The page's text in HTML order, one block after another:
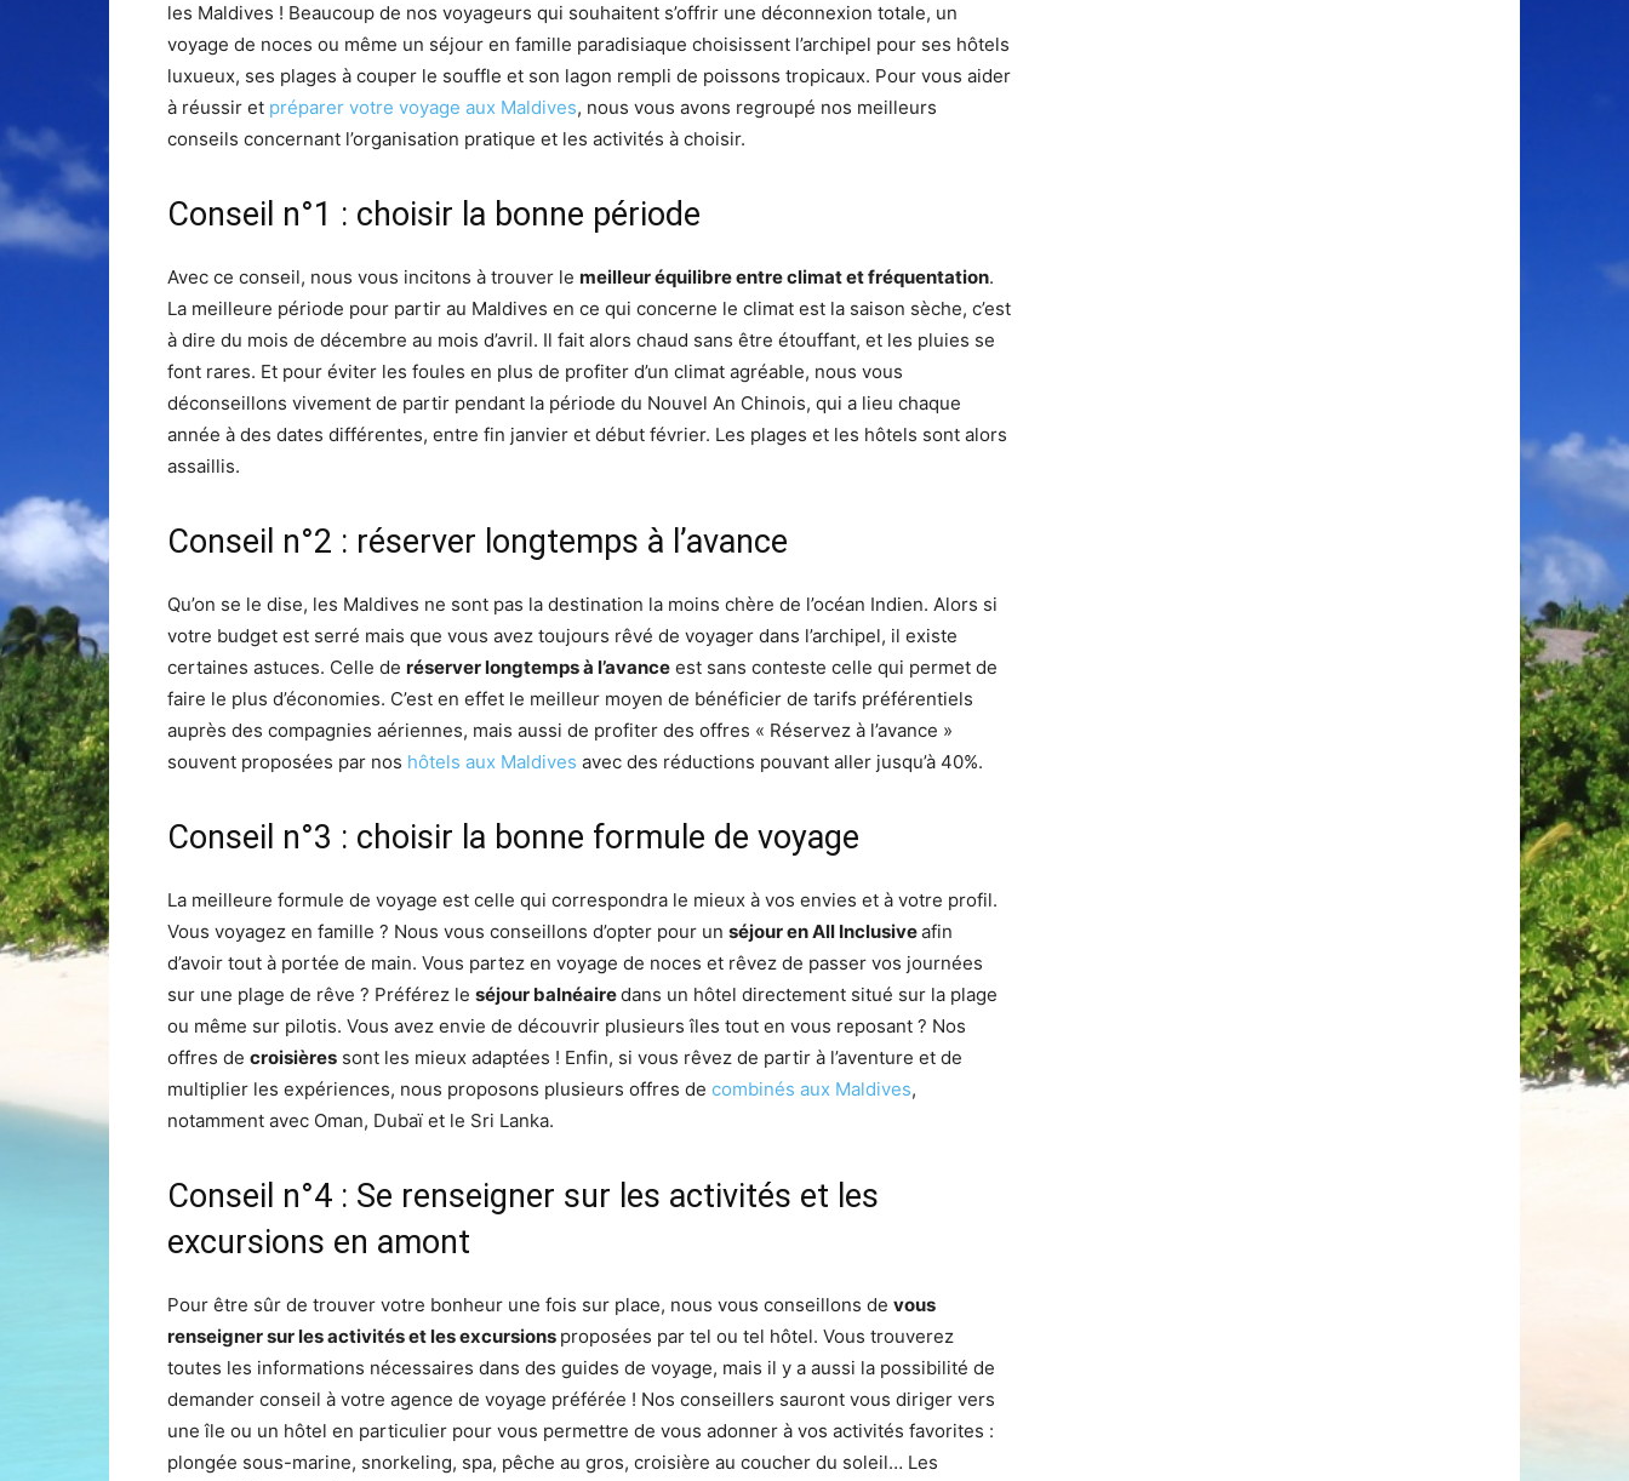
pour
Maldives
les Maldives ! Beaucoup de nos voyageurs qui souhaitent s’offrir une déconnexion totale, un
voyage de noces ou même un séjour en famille paradisiaque choisissent l’archipel pour ses hôtels
luxueux, ses plages à couper le souffle et son lagon rempli de poissons tropicaux. Pour vous aider
à réussir et préparer votre voyage aux Maldives, nous vous avons regroupé nos meilleurs
conseils concernant l’organisation pratique et les activités à choisir.
Conseil n°1 : choisir la bonne période
Avec ce conseil, nous vous incitons à trouver le meilleur équilibre entre climat et fréquentation.
La meilleure période pour partir au Maldives en ce qui concerne le climat est la saison sèche, c’est
à dire du mois de décembre au mois d’avril. Il fait alors chaud sans être étouffant, et les pluies se
font rares. Et pour éviter les foules en plus de profiter d’un climat agréable, nous vous
déconseillons vivement de partir pendant la période du Nouvel An Chinois, qui a lieu chaque
année à des dates différentes, entre fin janvier et début février. Les plages et les hôtels sont alors
assaillis.
Conseil n°2 : réserver longtemps à l’avance
Qu’on se le dise, les Maldives ne sont pas la destination la moins chère de l’océan Indien. Alors si
votre budget est serré mais que vous avez toujours rêvé de voyager dans l’archipel, il existe
certaines astuces. Celle de réserver longtemps à l’avance est sans conteste celle qui permet de
faire le plus d’économies. C’est en effet le meilleur moyen de bénéficier de tarifs préférentiels
auprès des compagnies aériennes, mais aussi de profiter des offres « Réservez à l’avance »
souvent proposées par nos hôtels aux Maldives avec des réductions pouvant aller jusqu’à 40%.
Conseil n°3 : choisir la bonne formule de voyage
La meilleure formule de voyage est celle qui correspondra le mieux à vos envies et à votre profil.
Vous voyagez en famille ? Nous vous conseillons d’opter pour un séjour en All Inclusiveafin
d’avoir tout à portée de main. Vous partez en voyage de noces et rêvez de passer vos journées
sur une plage de rêve ? Préférez le séjour balnéairedans un hôtel directement situé sur la plage
ou même sur pilotis. Vous avez envie de découvrir plusieurs îles tout en vous reposant ? Nos
offres de croisières sont les mieux adaptées ! Enfin, si vous rêvez de partir à l’aventure et de
multiplier les expériences, nous proposons plusieurs offres de combinés aux Maldives,
notamment avec Oman, Dubaï et le Sri Lanka.
Conseil n°4 : Se renseigner sur les activités et les
excursions en amont
Pour être sûr de trouver votre bonheur une fois sur place, nous vous conseillons de vous
renseigner sur les activités et les excursions proposées par tel ou tel hôtel. Vous trouverez
toutes les informations nécessaires dans des guides de voyage, mais il y a aussi la possibilité de
demander conseil à votre agence de voyage préférée ! Nos conseillers sauront vous diriger vers
une île ou un hôtel en particulier pour vous permettre de vous adonner à vos activités favorites :
plongée sous-marine, snorkeling, spa, pêche au gros, croisière au coucher du soleil… Les